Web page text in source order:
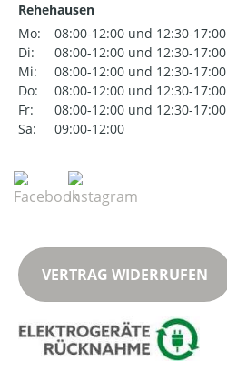
Rehehausen
Mo:
08:00-12:00 und 12:30-17:00
Di:
08:00-12:00 und 12:30-17:00
Mi:
08:00-12:00 und 12:30-17:00
Do:
08:00-12:00 und 12:30-17:00
Fr:
08:00-12:00 und 12:30-17:00
Sa:
09:00-12:00
VERTRAG WIDERRUFEN